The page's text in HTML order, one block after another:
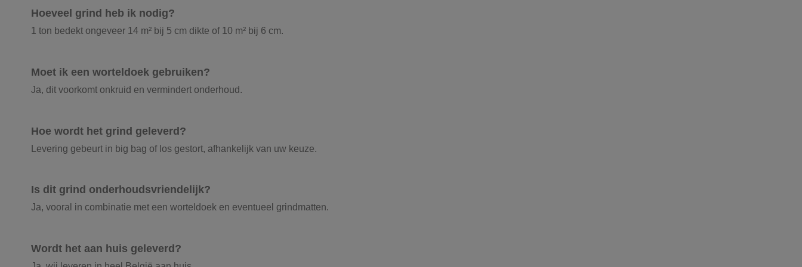
Hoeveel grind heb ik nodig?
1 ton bedekt ongeveer 14 m² bij 5 cm dikte of 10 m² bij 6 cm.
Moet ik een worteldoek gebruiken?
Ja, dit voorkomt onkruid en vermindert onderhoud.
Hoe wordt het grind geleverd?
Levering gebeurt in big bag of los gestort, afhankelijk van uw keuze.
Is dit grind onderhoudsvriendelijk?
Ja, vooral in combinatie met een worteldoek en eventueel grindmatten.
Wordt het aan huis geleverd?